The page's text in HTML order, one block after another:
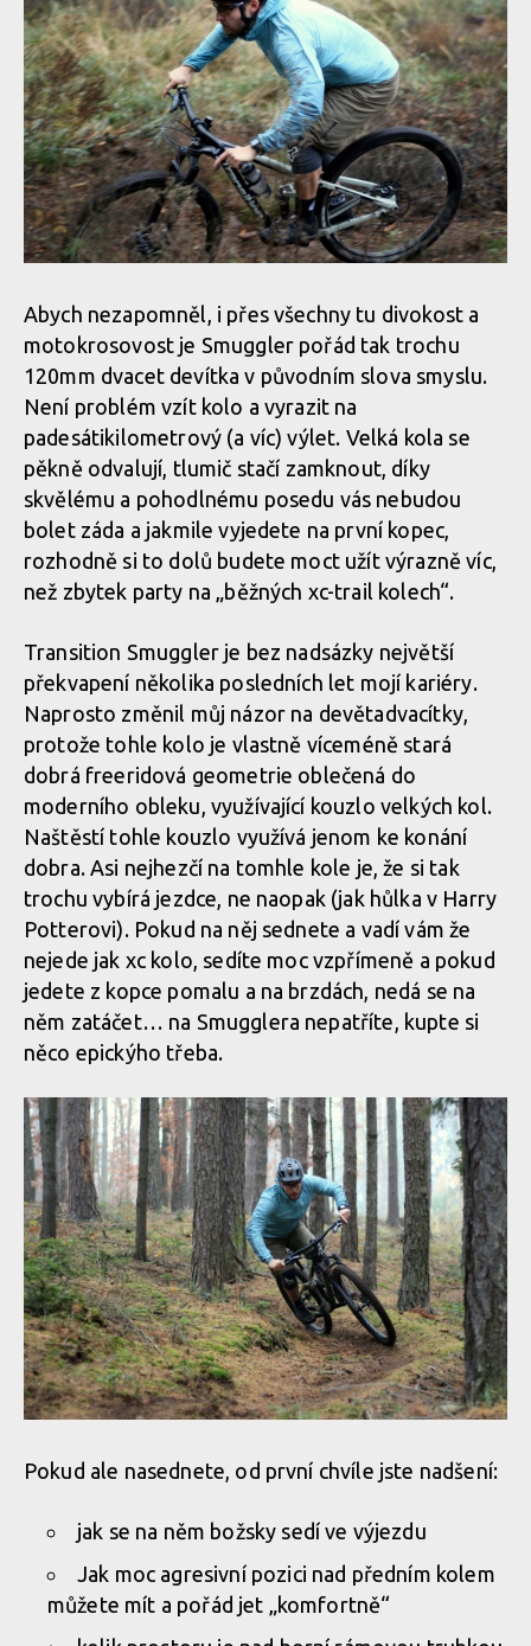
Abych nezapomněl, i přes všechny tu divokost a
motokrosovost je Smuggler pořád tak trochu
120mm dvacet devítka v původním slova smyslu.
Není problém vzít kolo a vyrazit na
padesátikilometrový (a víc) výlet. Velká kola se
pěkně odvalují, tlumič stačí zamknout, díky
skvělému a pohodlnému posedu vás nebudou
bolet záda a jakmile vyjedete na první kopec,
rozhodně si to dolů budete moct užít výrazně víc,
než zbytek party na „běžných xc-trail kolech“.
Transition Smuggler je bez nadsázky největší
překvapení několika posledních let mojí kariéry.
Naprosto změnil můj názor na devětadvacítky,
protože tohle kolo je vlastně víceméně stará
dobrá freeridová geometrie oblečená do
moderního obleku, využívající kouzlo velkých kol.
Naštěstí tohle kouzlo využívá jenom ke konání
dobra. Asi nejhezčí na tomhle kole je, že si tak
trochu vybírá jezdce, ne naopak (jak hůlka v Harry
Potterovi). Pokud na něj sednete a vadí vám že
nejede jak xc kolo, sedíte moc vzpřímeně a pokud
jedete z kopce pomalu a na brzdách, nedá se na
něm zatáčet… na Smugglera nepatříte, kupte si
něco epickýho třeba.
Pokud ale nasednete, od první chvíle jste nadšení:
jak se na něm božsky sedí ve výjezdu
Jak moc agresivní pozici nad předním kolem
můžete mít a pořád jet „komfortně“